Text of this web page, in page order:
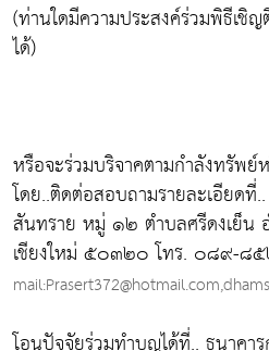
(ท่านใดมีความประสงค์ร่วมพิธีเชิ
ได้)
หรือจะร่วมบริจาคตามกำลังทรัพย์
โดย..ติดต่อสอบถามรายละเอียดที่
สันทราย หมู่ ๑๒ ตำบลศรีดงเย็น
เชียงใหม่ ๕๐๓๒๐ โทร. ๐๘๙-